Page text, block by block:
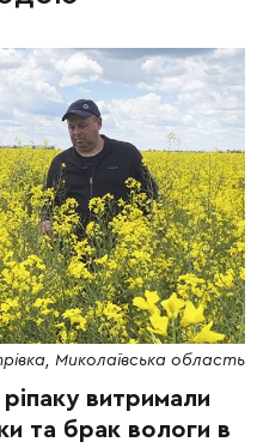
Миколаївська область
витримали
та брак вологи в